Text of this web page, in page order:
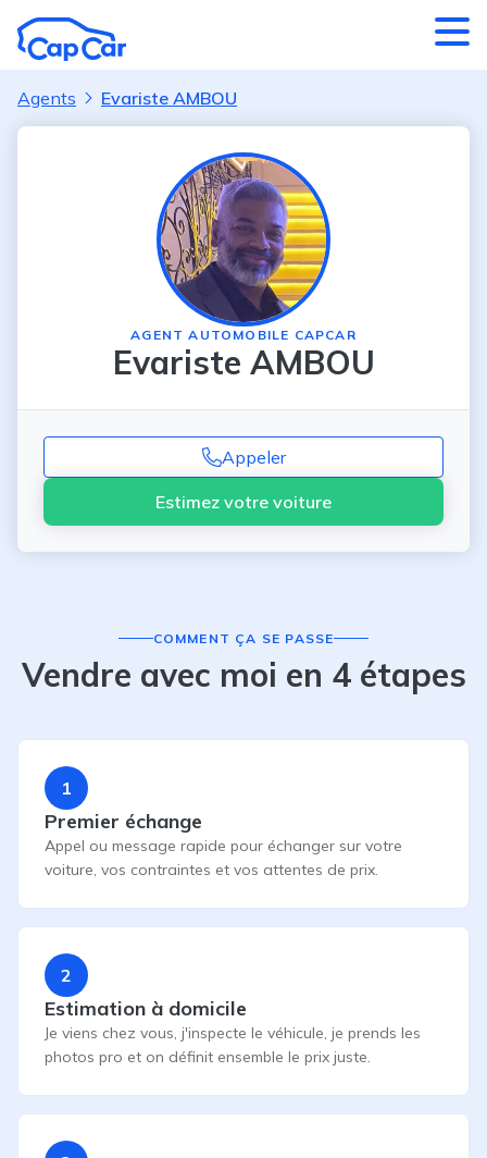
Agents Evariste AMBOU
AGENT AUTOMOBILE CAPCAR
Evariste AMBOU
Appeler
Estimez votre voiture
COMMENT ÇA SE PASSE
Vendre avec moi en 4 étapes
1
Premier échange
Appel ou message rapide pour échanger sur votre
voiture, vos contraintes et vos attentes de prix.
2
Estimation à domicile
Je viens chez vous, j'inspecte le véhicule, je prends les
photos pro et on définit ensemble le prix juste.